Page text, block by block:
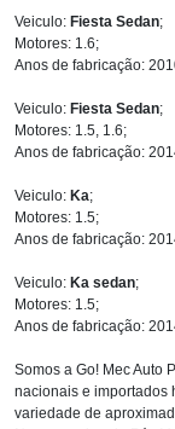
Veiculo: Fiesta Sedan;
Motores: 1.6;
Anos de fabricação:
Veiculo: Fiesta Sedan;
Motores: 1.5, 1.6;
Anos de fabricação:
Veiculo: Ka;
Motores: 1.5;
Anos de fabricação:
Veiculo: Ka sedan;
Motores: 1.5;
Anos de fabricação:
Somos a Go! Mec Auto
nacionais e importados
variedade de